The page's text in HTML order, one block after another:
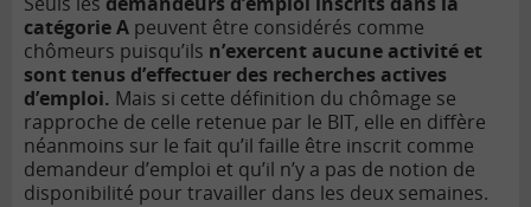
catégorie A peuvent être considérés comme
chômeurs puisqu’ils n’exercent aucune activité et
sont tenus d’effectuer des recherches actives
d’emploi. Mais si cette définition du chômage se
rapproche de celle retenue par le BIT, elle en diffère
néanmoins sur le fait qu’il faille être inscrit comme
demandeur d’emploi et qu’il n’y a pas de notion de
disponibilité pour travailler dans les deux semaines.